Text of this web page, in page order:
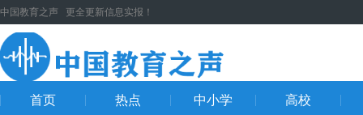
中国教育之声 更全更新信息实报！
首页 热点 中小学 高校